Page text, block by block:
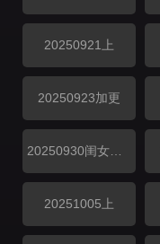
20250921上
20250923加更
20251005上